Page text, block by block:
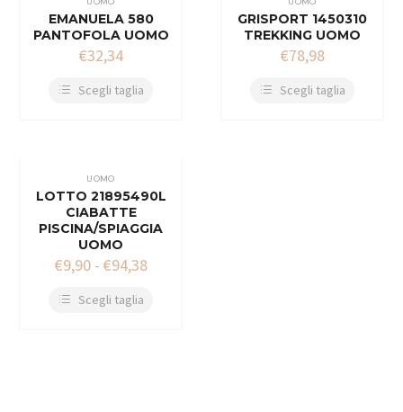
EMANUELA 580
PANTOFOLA UOMO
€32,34
Scegli taglia
GRISPORT 1450310
TREKKING UOMO
€78,98
Scegli taglia
UOMO
LOTTO 21895490L
CIABATTE
PISCINA/SPIAGGIA
UOMO
€9,90 - €94,38
Scegli taglia